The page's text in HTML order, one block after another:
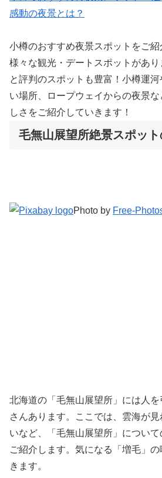
感動の夜景とは？
小樽のおすすめ夜景スポットをご
様々な観光・デートスポットがあ
と評判のスポットも豊富！小樽運
い場所、ロープウェイからの夜景
しさをご紹介していきます！
毛無山展望所絶景スポット
Photo by Free-
北海道の「毛無山展望所」には人を
さんあります。ここでは、雲海が
いなど、「毛無山展望所」について
ご紹介します。気になる「増毛」
きます。